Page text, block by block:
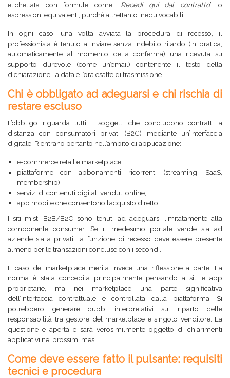
etichettata con formule come “Recedi qui dal contratto” o
espressioni equivalenti, purché altrettanto inequivocabili.
In ogni caso, una volta avviata la procedura di recesso, il
professionista è tenuto a inviare senza indebito ritardo (in pratica,
automaticamente al momento della conferma) una ricevuta su
supporto durevole (come un’email) contenente il testo della
dichiarazione, la data e l’ora esatte di trasmissione.
Chi è obbligato ad adeguarsi e chi rischia di
restare escluso
L’obbligo riguarda tutti i soggetti che concludono contratti a
distanza con consumatori privati (B2C) mediante un’interfaccia
digitale. Rientrano pertanto nell’ambito di applicazione:
e-commerce retail e marketplace;
piattaforme con abbonamenti ricorrenti (streaming, SaaS,
membership);
servizi di contenuti digitali venduti online;
app mobile che consentono l’acquisto diretto.
I siti misti B2B/B2C sono tenuti ad adeguarsi limitatamente alla
componente consumer. Se il medesimo portale vende sia ad
aziende sia a privati, la funzione di recesso deve essere presente
almeno per le transazioni concluse con i secondi.
Il caso dei marketplace merita invece una riflessione a parte. La
norma è stata concepita principalmente pensando a siti e app
proprietarie, ma nei marketplace una parte significativa
dell’interfaccia contrattuale è controllata dalla piattaforma. Si
potrebbero generare dubbi interpretativi sul riparto delle
responsabilità tra gestore del marketplace e singolo venditore. La
questione è aperta e sarà verosimilmente oggetto di chiarimenti
applicativi nei prossimi mesi.
Come deve essere fatto il pulsante: requisiti
tecnici e procedura